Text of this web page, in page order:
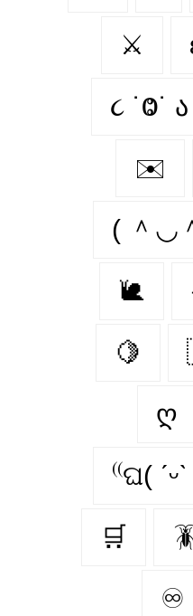
⚔
૮ ˙Ⱉ˙ ა
✉️
( ＾◡
🐌
🍋
ღ
⁽⁽ଘ(
🛒
♾